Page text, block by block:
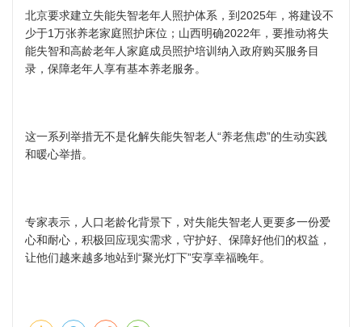
北京要求建立失能失智老年人照护体系，到2025年，将建设不
少于1万张养老家庭照护床位；山西明确2022年，要推动将失
能失智和高龄老年人家庭成员照护培训纳入政府购买服务目
录，保障老年人享有基本养老服务。
这一系列举措无不是化解失能失智老人“养老焦虑”的生动实践
和暖心举措。
专家表示，人口老龄化背景下，对失能失智老人更要多一份爱
心和耐心，积极回应现实需求，守护好、保障好他们的权益，
让他们越来越多地站到“聚光灯下”安享幸福晚年。